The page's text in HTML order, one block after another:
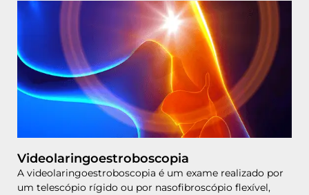
Videolaringoestroboscopia
A videolaringoestroboscopia é um exame realizado por
um telescópio rígido ou por nasofibroscópio flexível,